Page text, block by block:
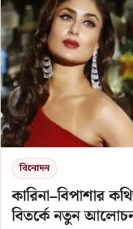
বিনোদন
কারিনা–বিপাশার
বিতর্কে নতুন